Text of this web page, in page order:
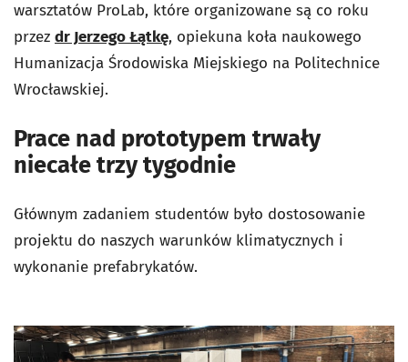
warsztatów ProLab, które organizowane są co roku
przez dr Jerzego Łątkę, opiekuna koła naukowego
Humanizacja Środowiska Miejskiego na Politechnice
Wrocławskiej.
Prace nad prototypem trwały
niecałe trzy tygodnie
Głównym zadaniem studentów było dostosowanie
projektu do naszych warunków klimatycznych i
wykonanie prefabrykatów.